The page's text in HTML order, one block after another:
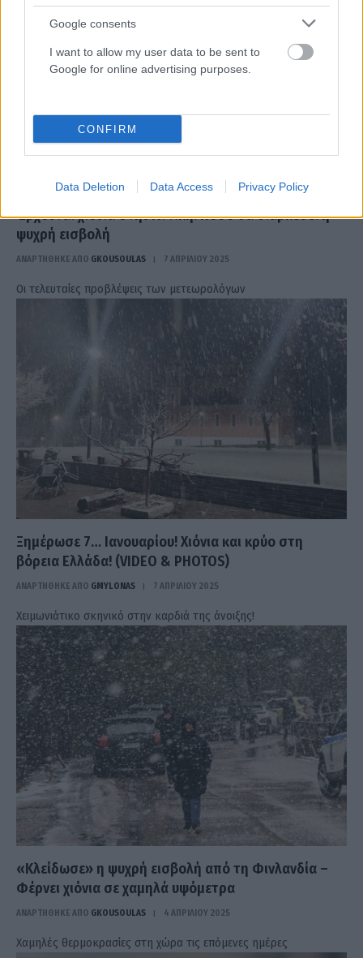
Google consents
I want to allow my user data to be sent to
Google for online advertising purposes.
CONFIRM
Data Deletion Data Access Privacy Policy
Έρχονται χιόνια στην Αττική: Πόσο θα διαρκέσει η
ψυχρή εισβολή
ΑΝΑΡΤΗΘΗΚΕ ΑΠΟ GKOUSOULAS 7 ΑΠΡΙΛΊΟΥ 2025
Οι τελευταίες προβλέψεις των μετεωρολόγων
Ξημέρωσε 7… Ιανουαρίου! Χιόνια και κρύο στη
βόρεια Ελλάδα! (VIDEO & PHOTOS)
ΑΝΑΡΤΗΘΗΚΕ ΑΠΟ GMYLONAS 7 ΑΠΡΙΛΊΟΥ 2025
Χειμωνιάτικο σκηνικό στην καρδιά της άνοιξης!
«Κλείδωσε» η ψυχρή εισβολή από τη Φινλανδία –
Φέρνει χιόνια σε χαμηλά υψόμετρα
ΑΝΑΡΤΗΘΗΚΕ ΑΠΟ GKOUSOULAS 4 ΑΠΡΙΛΊΟΥ 2025
Χαμηλές θερμοκρασίες στη χώρα τις επόμενες ημέρες